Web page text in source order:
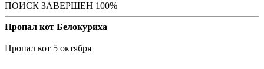
ПОИСК ЗАВЕРШЕН 100%
Пропал кот Белокуриха
Пропал кот 5 октября